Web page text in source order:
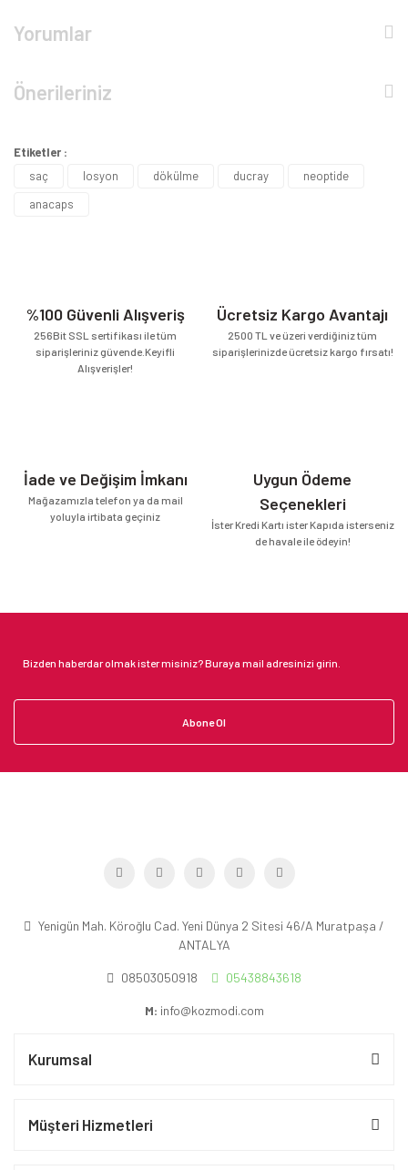
Yorumlar
Önerileriniz
Etiketler :
saç
losyon dökülme ducray
neoptide
anacaps
%100 Güvenli Alışveriş
256Bit SSL sertifikası ile tüm
siparişleriniz güvende.Keyifli
Alışverişler!
Ücretsiz Kargo Avantajı
2500 TL ve üzeri verdiğiniz tüm
siparişlerinizde ücretsiz kargo fırsatı!
İade ve Değişim İmkanı
Mağazamızla telefon ya da mail
yoluyla irtibata geçiniz
Uygun Ödeme
Seçenekleri
İster Kredi Kartı ister Kapıda isterseniz
de havale ile ödeyin!
Abone Ol
Yenigün Mah. Köroğlu Cad. Yeni Dünya 2 Sitesi 46/A Muratpaşa /
ANTALYA
08503050918 05438843618
M: info@kozmodi.com
Kurumsal
Müşteri Hizmetleri